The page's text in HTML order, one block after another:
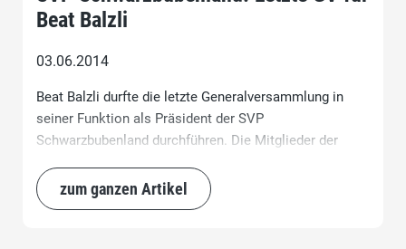
Beat Balzli
03.06.2014
Beat Balzli durfte die letzte Generalversammlung in
seiner Funktion als Präsident der SVP
Schwarzbubenland durchführen. Die Mitglieder der
Zullwil und horchten gespannt dem traditionellen
Eröffnungsfeuerwerk des Präsidenten zu.
zum ganzen Artikel